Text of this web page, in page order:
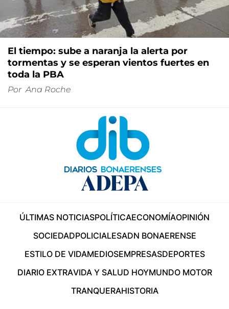
El tiempo: sube a naranja la alerta por
tormentas y se esperan vientos fuertes en
toda la PBA
Por Ana Roche
ÚLTIMAS NOTICIASPOLÍTICAECONOMÍAOPINIÓN
SOCIEDADPOLICIALESADN BONAERENSE
ESTILO DE VIDAMEDIOSEMPRESASDEPORTES
DIARIO EXTRAVIDA Y SALUD HOYMUNDO MOTOR
TRANQUERAHISTORIA